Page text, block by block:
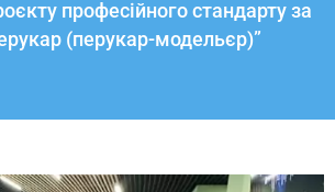
професійного стандарту за
(перукар-модельєр)”